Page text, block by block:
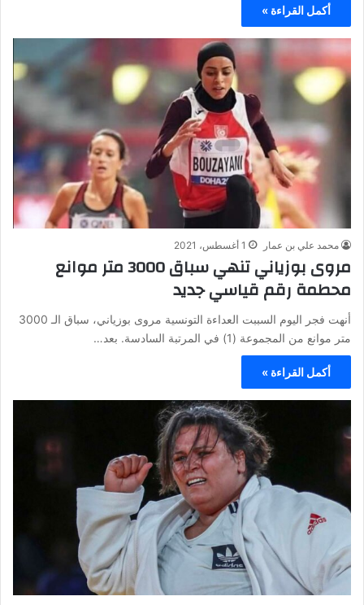
أكمل القراءة »
محمد علي بن عمار 1 أغسطس، 2021
مروى بوزياني تنهي سباق 3000 متر موانع
محطمة رقم قياسي جديد
أنهت فجر اليوم السببت العداءة التونسية مروى بوزياني، سباق الـ 3000
متر موانع من المجموعة (1) في المرتبة السادسة. بعد…
أكمل القراءة »